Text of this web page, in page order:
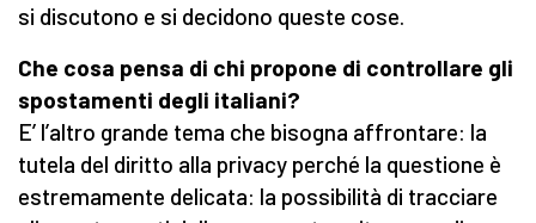
si discutono e si decidono queste cose.
Che cosa pensa di chi propone di controllare gli
spostamenti degli italiani?
E’ l’altro grande tema che bisogna affrontare: la
tutela del diritto alla privacy perché la questione è
estremamente delicata: la possibilità di tracciare